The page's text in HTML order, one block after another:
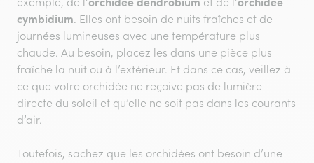
cymbidium. Elles ont besoin de nuits fraîches et de
journées lumineuses avec une température plus
chaude. Au besoin, placez les dans une pièce plus
fraîche la nuit ou à l’extérieur. Et dans ce cas, veillez à
ce que votre orchidée ne reçoive pas de lumière
directe du soleil et qu’elle ne soit pas dans les courants
d’air.
Toutefois, sachez que les orchidées ont besoin d’une